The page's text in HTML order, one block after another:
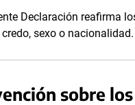
Declaración reafirma
credo, sexo o nacionalidad.
sobre